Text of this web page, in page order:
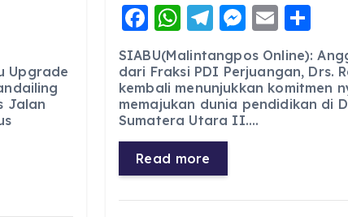
Upgrade
Jalan
F
a
c
e
b
o
o
k
W
h
a
ts
A
p
p
T
e
g
r
a
m
M
ss
e
n
E
m
ai
l
h
a
re
SIABU(Malintangpos Online):
dari Fraksi PDI Perjuangan, Drs.
kembali menunjukkan komitmen
memajukan dunia pendidikan di
Sumatera Utara II.…
Read more